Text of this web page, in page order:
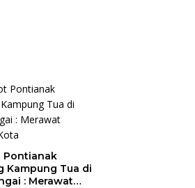
Pontianak
Kampung Tua di
: Merawat